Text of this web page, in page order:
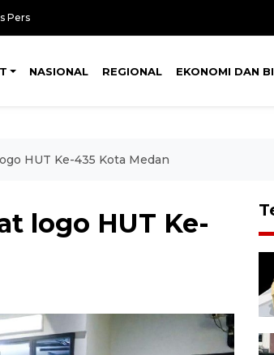
Pers
NASIONAL REGIONAL EKONOMI DAN
HUT Ke-435 Kota Medan
logo HUT Ke-